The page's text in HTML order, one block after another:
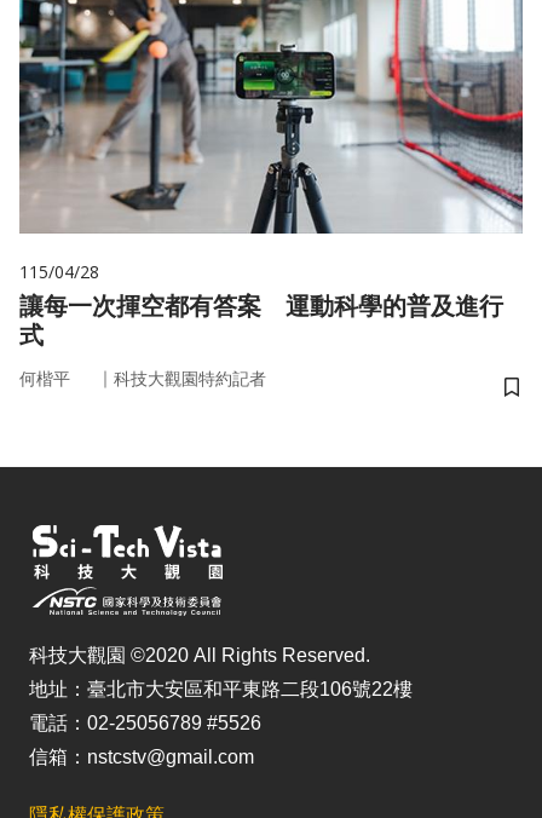
115/04/28
讓每一次揮空都有答案 運動科學的普及進行
式
何楷平 ｜ 科技大觀園特約記者
儲
科技大觀園 ©2020 All Rights Reserved.
地址：臺北市大安區和平東路二段106號22樓
電話：02-25056789 #5526
信箱：nstcstv@gmail.com